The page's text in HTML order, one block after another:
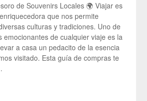
de Souvenirs Locales 🌍 Viajar es
que nos permite
culturas y tradiciones. Uno de
emocionantes de cualquier viaje es la
a casa un pedacito de la esencia
visitado. Esta guía de compras te